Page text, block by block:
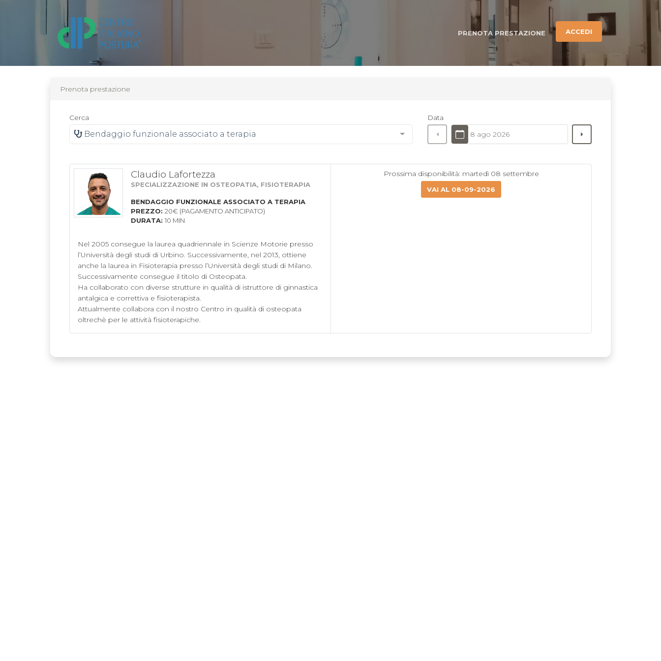
PRENOTA PRESTAZIONE ACCEDI
Prenota prestazione
Cerca
Bendaggio funzionale associato a terapia
Data
8 ago 2026
Claudio Lafortezza
SPECIALIZZAZIONE IN OSTEOPATIA, FISIOTERAPIA
BENDAGGIO FUNZIONALE ASSOCIATO A TERAPIA
PREZZO: 20€ (PAGAMENTO ANTICIPATO)
DURATA: 10 MIN
Nel 2005 consegue la laurea quadriennale in Scienze Motorie presso
l’Università degli studi di Urbino. Successivamente, nel 2013, ottiene
anche la laurea in Fisioterapia presso l’Università degli studi di Milano.
Successivamente consegue il titolo di Osteopata.
Ha collaborato con diverse strutture in qualità di istruttore di ginnastica
antalgica e correttiva e fisioterapista.
Attualmente collabora con il nostro Centro in qualità di osteopata
oltrechè per le attività fisioterapiche.
Prossima disponibilità: martedì 08 settembre
VAI AL 08-09-2026